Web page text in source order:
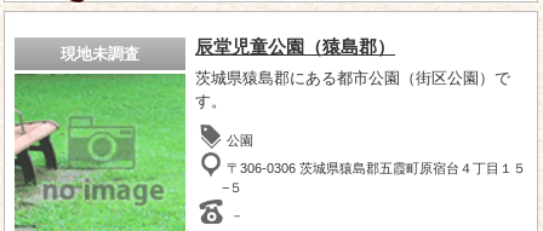
現地未調査 辰堂児童公園（猿島郡）
茨城県猿島郡にある都市公園（街区公園）で
す。
公園
〒306-0306 茨城県猿島郡五霞町原宿台４丁目１５
−５
－